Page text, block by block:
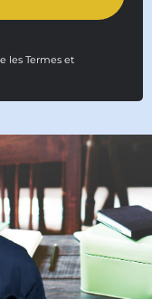
les Termes et